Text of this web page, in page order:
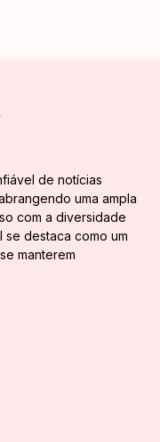
de notícias
uma ampla
com a diversidade
destaca como um
manterem